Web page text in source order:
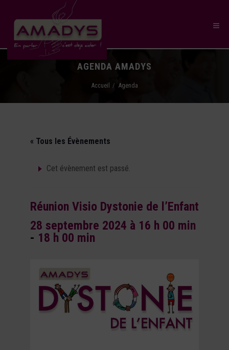
AGENDA AMADYS
Accueil Agenda
« Tous les Évènements
Cet évènement est passé.
Réunion Visio Dystonie de l’Enfant
28 septembre 2024 à 16 h 00 min
- 18 h 00 min